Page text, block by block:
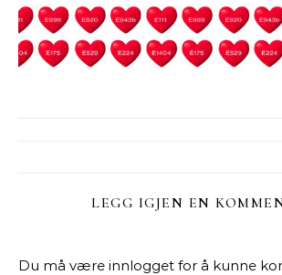
LEGG IGJEN EN
Du må være innlogget for å kunne